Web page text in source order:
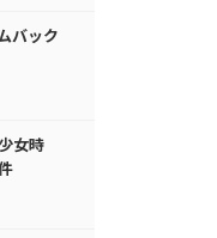
バック
女時